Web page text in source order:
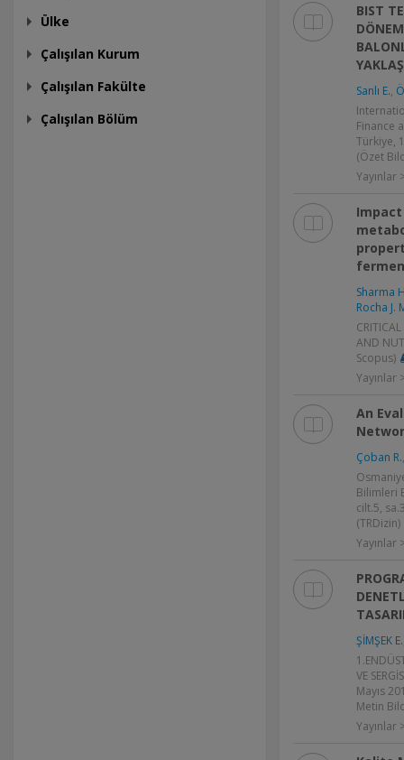
Ülke
Çalışılan Kurum
Çalışılan Fakülte
Çalışılan Bölüm
BIST
Sanlı E.,
Finance
Türkiye,
(Özet
Yayınlar
Sharma
Rocha J.
AND
Scopus)
Yayınlar
An
Çoban R.
Bilimleri
cilt.5,
(TRDizin)
Yayınlar
ŞİMŞEK E.
VE
Mayıs
Metin
Yayınlar